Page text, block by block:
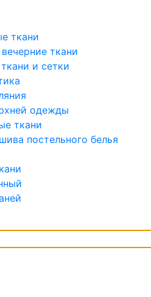
ткани
и сетки
одежды
ткани
постельного белья